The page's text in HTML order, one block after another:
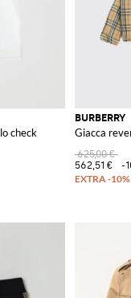
check
BURBERRY
Giacca
625,00 €
562,51 €
-